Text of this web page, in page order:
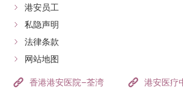
港安员工
私隐声明
法律条款
网站地图
香港港安医院–荃湾
港安医疗